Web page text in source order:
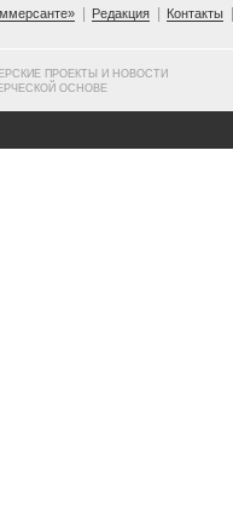
Редакция Контакты
ПРОЕКТЫ И НОВОСТИ
ОСНОВЕ